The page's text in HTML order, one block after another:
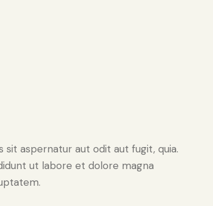
aspernatur aut odit aut fugit, quia.
ut labore et dolore magna